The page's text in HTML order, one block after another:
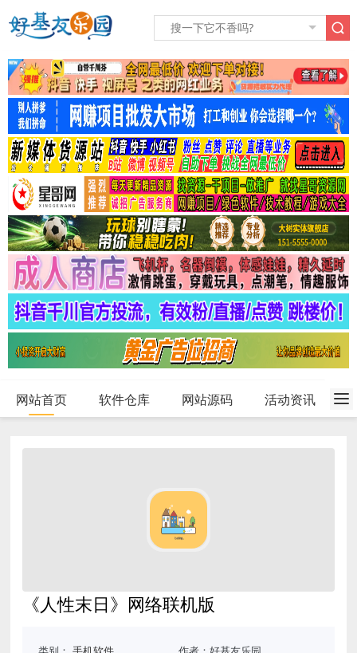
网站首页 软件仓库 网站源码 活动资讯
《人性末日》网络联机版